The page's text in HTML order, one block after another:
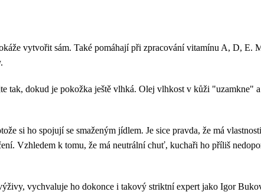
vytvořit sám. Také pomáhají při zpracování vitamínu A, D,
tak, dokud je pokožka ještě vlhká. Olej vlhkost v kůži "uzamkne"
si ho spojují se smaženým jídlem. Je sice pravda, že má
Vzhledem k tomu, že má neutrální chuť, kuchaři ho příliš
vychvaluje ho dokonce i takový striktní expert jako Igor